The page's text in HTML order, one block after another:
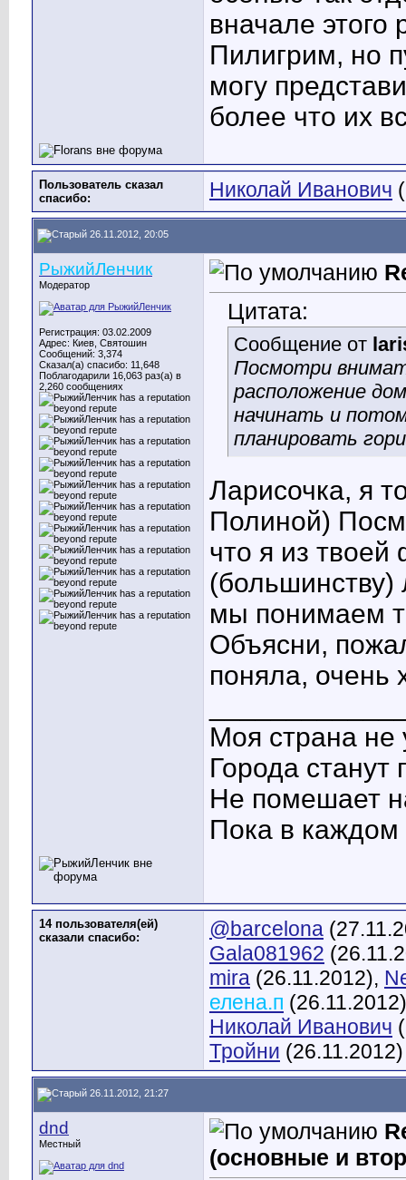
вначале этого
Пилигрим, но
могу
более что их
Пользователь сказал
cпасибо:
Николай Иванович
26.11.2012, 20:05
РыжийЛенчик
Модератор
Регистрация: 03.02.2009
Адрес: Киев, Святошин
Сообщений: 3,374
Сказал(а) спасибо: 11,648
Поблагодарили 16,063 раз(а) в
2,260 сообщениях
Цитата:
Сообщение от
Посмотри
расположение
начинать и
планировать
Ларисочка, я
Полиной)
что я из
(большинству)
мы понимаем
Объясни,
поняла, очень
Моя страна не
Города станут
Не помешает
Пока в каждом
14 пользователя(ей)
сказали cпасибо:
@barcelona
Gala081962
mira (26.11.2012),
елена.п
Николай Иванович
Тройни (26.11.2012)
26.11.2012, 21:27
dnd
Местный
(основные и